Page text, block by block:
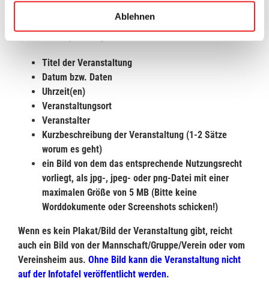
Ablehnen
werden können, werden folgende Informationen über die
Titel der Veranstaltung
Datum bzw. Daten
Uhrzeit(en)
Veranstaltungsort
Veranstalter
Kurzbeschreibung der Veranstaltung (1-2 Sätze
worum es geht)
ein Bild von dem das entsprechende Nutzungsrecht
vorliegt, als jpg-, jpeg- oder png-Datei mit einer
maximalen Größe von 5 MB (Bitte keine
Worddokumente oder Screenshots schicken!)
Wenn es kein Plakat/Bild der Veranstaltung gibt, reicht
auch ein Bild von der Mannschaft/Gruppe/Verein oder vom
Vereinsheim aus. Ohne Bild kann die Veranstaltung nicht
auf der Infotafel veröffentlicht werden.